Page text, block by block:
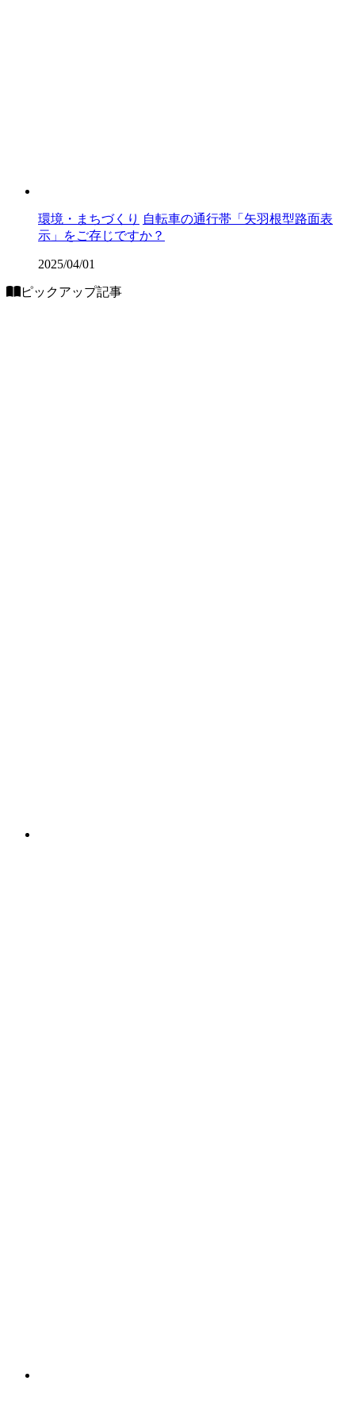
環境・まちづくり 自転車の通行帯「矢羽根型路面表
示」をご存じですか？
2025/04/01
ピックアップ記事